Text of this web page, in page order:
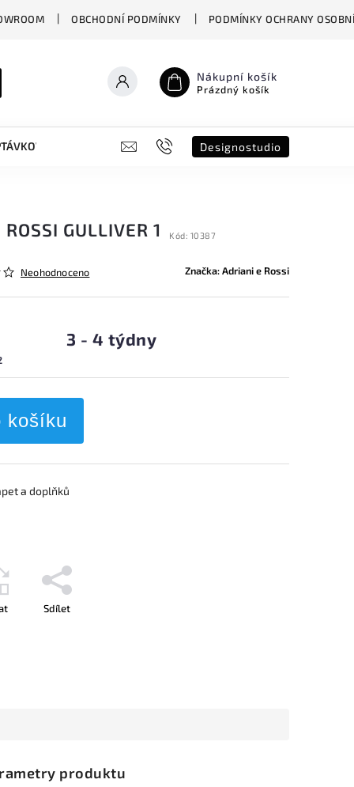
OBCHODNÍ PODMÍNKY PODMÍNKY OCHRANY
Nákupní košík
Prázdný košík
FORMULÁŘ B2B SHOWROOM
Designostudio
GULLIVER 1 Kód: 10387
Neohodnoceno Značka:Adriani e Rossi
3 - 4 týdny
košíku
a doplňků
Sdílet
produktu